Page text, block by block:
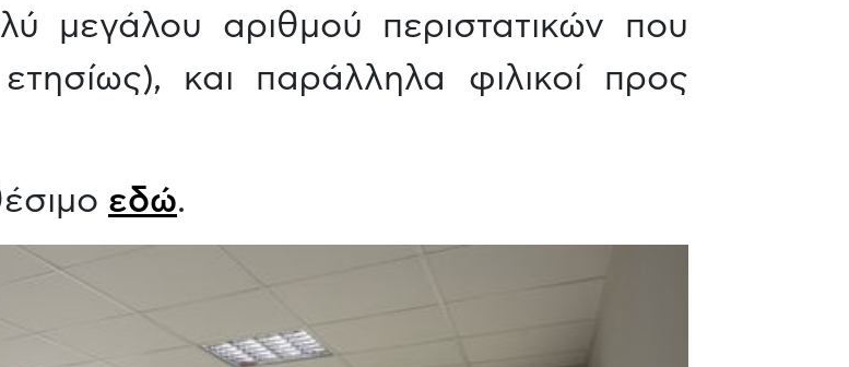
μεγάλου αριθμού περιστατικών που
και παράλληλα φιλικοί προς
εδώ.